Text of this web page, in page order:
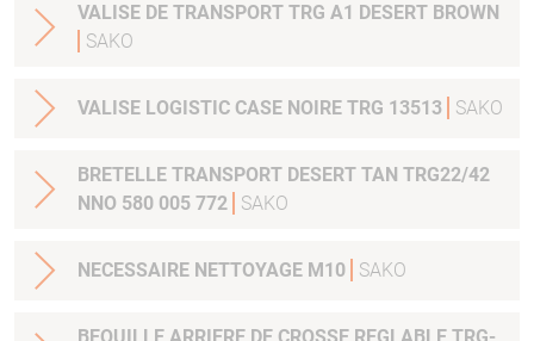
VALISE DE TRANSPORT TRG A1 DESERT BROWN
SAKO
VALISE LOGISTIC CASE NOIRE TRG 13513 SAKO
BRETELLE TRANSPORT DESERT TAN TRG22/42
NNO 580 005 772
SAKO
NECESSAIRE NETTOYAGE M10 SAKO